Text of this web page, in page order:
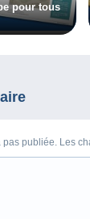
pour tous
publiée. Les